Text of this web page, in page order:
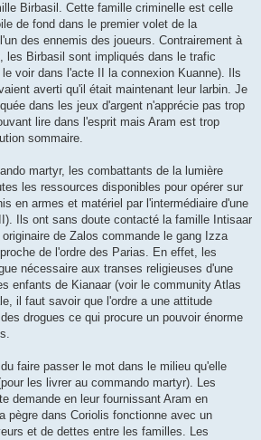
Birbasil. Cette famille criminelle est celle
de fond dans le premier volet de la
des ennemis des joueurs. Contrairement à
les Birbasil sont impliqués dans le trafic
voir dans l'acte II la connexion Kuanne). Ils
averti qu'il était maintenant leur larbin. Je
dans les jeux d'argent n'apprécie pas trop
lire dans l'esprit mais Aram est trop
sommaire.
martyr, les combattants de la lumière
les ressources disponibles pour opérer sur
en armes et matériel par l'intermédiaire d'une
Ils ont sans doute contacté la famille Intisaar
de Zalos commande le gang Izza
de l'ordre des Parias. En effet, les
nécessaire aux transes religieuses d'une
enfants de Kianaar (voir le community Atlas
il faut savoir que l'ordre a une attitude
drogues ce qui procure un pouvoir énorme
faire passer le mot dans le milieu qu'elle
les livrer au commando martyr). Les
demande en leur fournissant Aram en
pègre dans Coriolis fonctionne avec un
et de dettes entre les familles. Les